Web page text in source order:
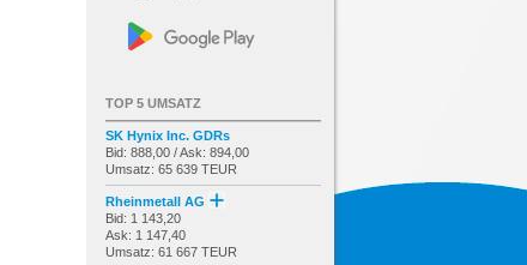
TOP 5 UMSATZ
SK Hynix Inc. GDRs
Bid: 888,00 / Ask: 894,00
Umsatz: 65 639 TEUR
Rheinmetall AG
Bid: 1 143,20
Ask: 1 147,40
Umsatz: 61 667 TEUR